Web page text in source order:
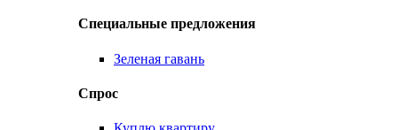
Специальные предложения
Зеленая гавань
Спрос